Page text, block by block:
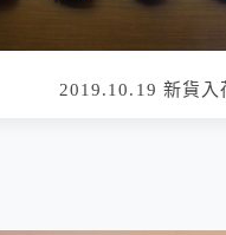
2019.10.19 新貨入